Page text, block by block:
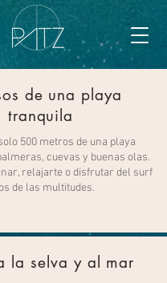
de una playa
tranquila
500 metros de una playa
cuevas y buenas olas.
relajarte o disfrutar del surf
de las multitudes.
la selva y al mar